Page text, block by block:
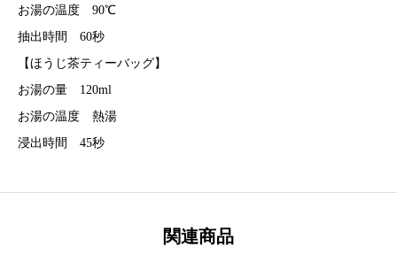
お湯の温度 90℃
抽出時間 60秒
【ほうじ茶ティーバッグ】
お湯の量 120ml
お湯の温度 熱湯
浸出時間 45秒
関連商品